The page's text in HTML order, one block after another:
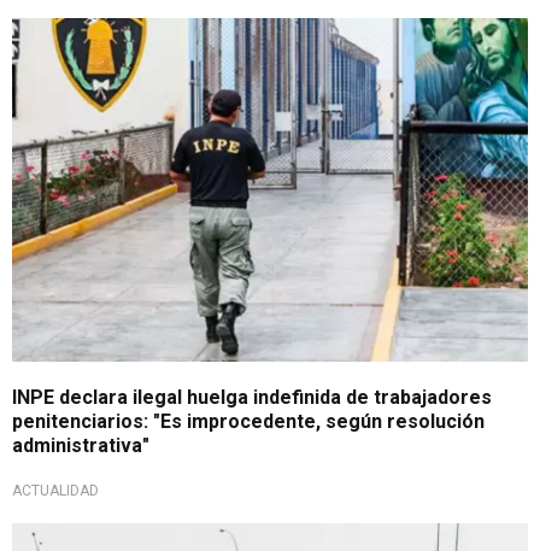
Oficializado en El Peruano
INPE declara ilegal huelga indefinida de trabajadores
penitenciarios: "Es improcedente, según resolución
administrativa"
ACTUALIDAD
Pese a no cumplirse pedidos